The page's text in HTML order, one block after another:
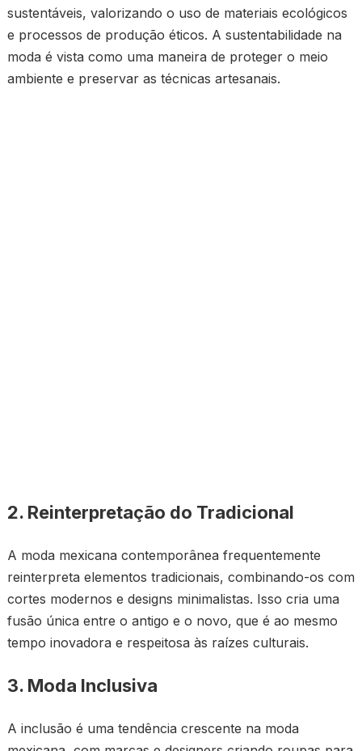
sustentáveis, valorizando o uso de materiais ecológicos
e processos de produção éticos. A sustentabilidade na
moda é vista como uma maneira de proteger o meio
ambiente e preservar as técnicas artesanais.
2. Reinterpretação do Tradicional
A moda mexicana contemporânea frequentemente
reinterpreta elementos tradicionais, combinando-os com
cortes modernos e designs minimalistas. Isso cria uma
fusão única entre o antigo e o novo, que é ao mesmo
tempo inovadora e respeitosa às raízes culturais.
3. Moda Inclusiva
A inclusão é uma tendência crescente na moda